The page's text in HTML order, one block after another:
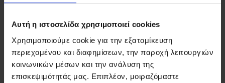
Αυτή η ιστοσελίδα χρησιμοποιεί cookies
Χρησιμοποιούμε cookie για την εξατομίκευση
περιεχομένου και διαφημίσεων, την παροχή λειτουργιών
κοινωνικών μέσων και την ανάλυση της
επισκεψιμότητάς μας. Επιπλέον, μοιραζόμαστε
FIND US
CONTACT